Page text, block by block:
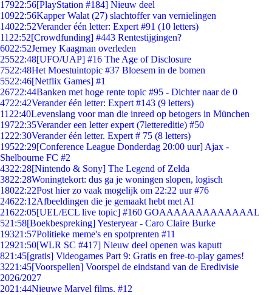
17922:56[PlayStation #184] Nieuw deel
10922:56Kapper Walat (27) slachtoffer van vernielingen
14022:52Verander één letter: Expert #91 (10 letters)
11 22:52[Crowdfunding] #443 Rentestijgingen?
6022:52Jerney Kaagman overleden
25522:48[UFO/UAP] #16 The Age of Disclosure
7522:48Het Moestuintopic #37 Bloesem in de bomen
5522:46[Netflix Games] #1
26722:44Banken met hoge rente topic #95 - Dichter naar de 0
4722:42Verander één letter: Expert #143 (9 letters)
11 22:40Levenslang voor man die inreed op betogers in München
19722:35Verander een letter expert (7lettereditie) #50
1222:30Verander één letter. Expert # 75 (8 letters)
19522:29[Conference League Donderdag 20:00 uur] Ajax -
Shelbourne FC #2
4322:28[Nintendo & Sony] The Legend of Zelda
3822:28Woningtekort: dus ga je woningen slopen, logisch
18022:22Post hier zo vaak mogelijk om 22:22 uur #76
24622:12Afbeeldingen die je gemaakt hebt met AI
21622:05[UEL/ECL live topic] #160 GOAAAAAAAAAAAAAL
521:58[Boekbespreking] Yesteryear - Caro Claire Burke
19321:57Politieke meme's en spotprenten #11
12921:50[WLR SC #417] Nieuw deel openen was kaputt
821:45[gratis] Videogames Part 9: Gratis en free-to-play games!
3221:45[Voorspellen] Voorspel de eindstand van de Eredivisie
2026/2027
2021:44Nieuwe Marvel films. #12